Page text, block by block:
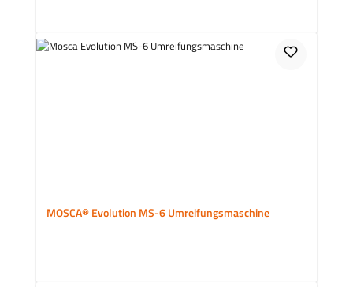
MOSCA® Evolution MS-6 Umreifungsmaschine